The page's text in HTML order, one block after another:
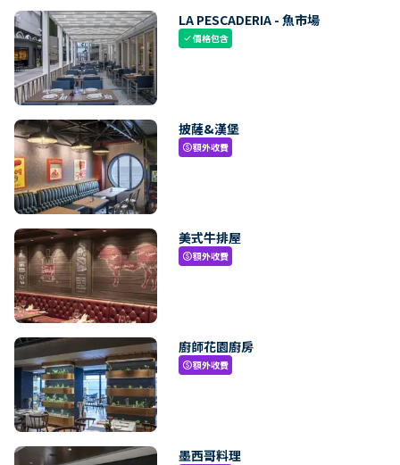
LA PESCADERIA - 魚市場
check價格包含
披薩&漢堡
paid額外收費
美式牛排屋
paid額外收費
廚師花園廚房
paid額外收費
墨西哥料理